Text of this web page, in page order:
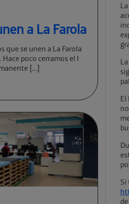
a La Farola
que se unen a La Farola
poco cerramos el I
[…]
El
Si